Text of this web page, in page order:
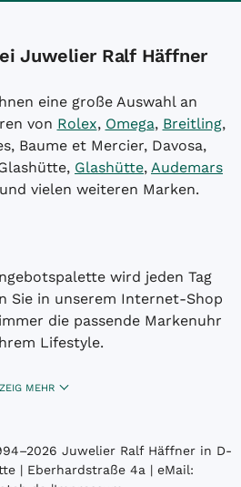
Juwelier Ralf Häffner
eine große Auswahl an
von Rolex, Omega, Breitling,
Baume et Mercier, Davosa,
Glashütte, Audemars
vielen weiteren Marken.
wird jeden Tag
Sie in unserem Internet-Shop
die passende Markenuhr
Lifestyle.
ZEIG MEHR
Juwelier Ralf Häffner in D-
| Eberhardstraße 4a | eMail: